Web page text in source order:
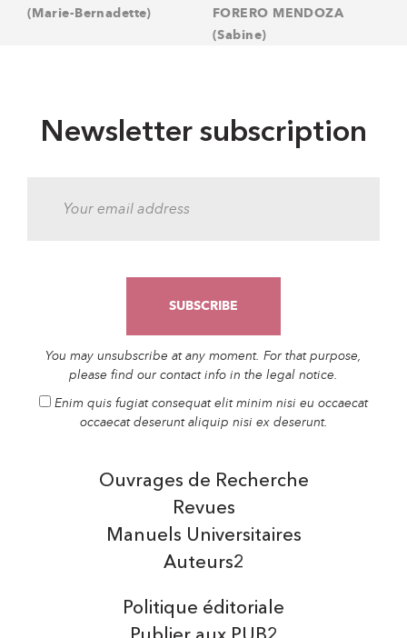
(Marie-Bernadette)
FORERO MENDOZA
(Sabine)
Newsletter subscription
You may unsubscribe at any moment. For that purpose,
please find our contact info in the legal notice.
Enim quis fugiat consequat elit minim nisi eu occaecat
occaecat deserunt aliquip nisi ex deserunt.
Auteurs2
Manuels Universitaires
Ouvrages de Recherche
Revues
Politique éditoriale